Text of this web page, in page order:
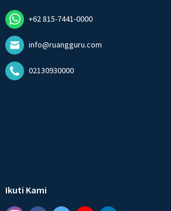
+62 815-7441-0000
info@ruangguru.com
02130930000
Ikuti Kami